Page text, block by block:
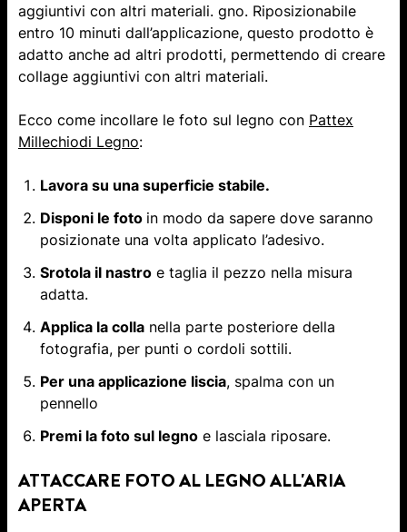
aggiuntivi con altri materiali. gno. Riposizionabile
entro 10 minuti dall’applicazione, questo prodotto è
adatto anche ad altri prodotti, permettendo di creare
collage aggiuntivi con altri materiali.
Ecco come incollare le foto sul legno con Pattex
Millechiodi Legno:
Lavora su una superficie stabile.
Disponi le foto in modo da sapere dove saranno
posizionate una volta applicato l’adesivo.
Srotola il nastro e taglia il pezzo nella misura
adatta.
Applica la colla nella parte posteriore della
fotografia, per punti o cordoli sottili.
Per una applicazione liscia, spalma con un
pennello
Premi la foto sul legno e lasciala riposare.
ATTACCARE FOTO AL LEGNO ALL'ARIA
APERTA